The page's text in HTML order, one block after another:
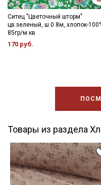
Ситец "Цветочный шторм"
цв.зеленый, ш.0.8м, хлопок-
85гр/м.кв
170 руб.
Товары из раздела